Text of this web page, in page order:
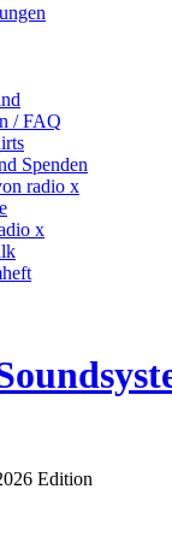
/ FAQ
Spenden
radio x
x
Edition